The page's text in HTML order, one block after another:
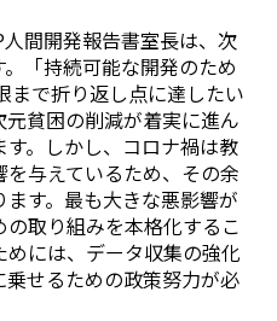
間開発報告書室長は、次
「持続可能な開発のため
まで折り返し点に達したい
貧困の削減が着実に進ん
。しかし、コロナ禍は教
与えているため、その余
す。最も大きな悪影響が
取り組みを本格化するこ
には、データ収集の強化
せるための政策努力が必